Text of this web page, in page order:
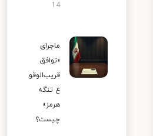
14
ماجرای
«توافق
قریب‌الوقو
ع تنگه
هرمز»
چیست؟